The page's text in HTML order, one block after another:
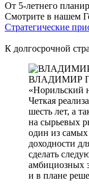
От 5-летнего
Смотрите в нашем
Стратегические
К долгосрочной
ВЛАДИМИР
«Норильский
Четкая
шесть лет, а
на сырьевых
один из
доходности
сделать
амбициозных
и в плане